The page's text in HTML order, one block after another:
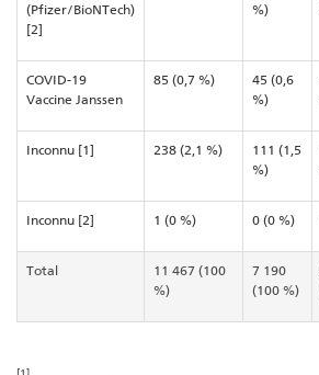
(Pfizer/BioNTech)
[2]
%)
COVID-19
Vaccine Janssen
85 (0,7 %)
45 (0,6
%)
Inconnu [1] 238 (2,1 %)
111 (1,5
%)
Inconnu [2] 1 (0 %) 0 (0 %)
Total
11 467 (100
%)
7 190
(100 %)